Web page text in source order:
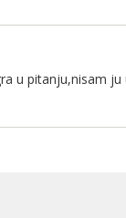
u pitanju,nisam